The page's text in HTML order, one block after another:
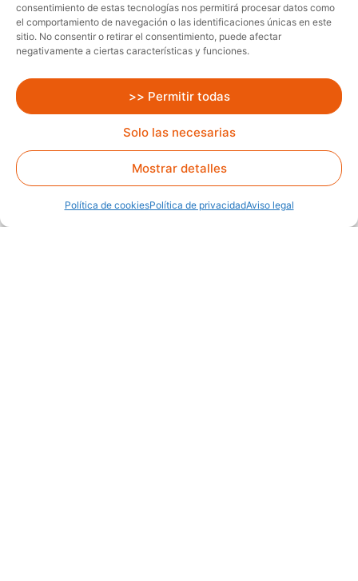
consentimiento de estas tecnologías nos permitirá procesar datos como
el comportamiento de navegación o las identificaciones únicas en este
sitio. No consentir o retirar el consentimiento, puede afectar
negativamente a ciertas características y funciones.
>> Permitir todas
Solo las necesarias
Mostrar detalles
Política de cookiesPolítica de privacidadAviso legal